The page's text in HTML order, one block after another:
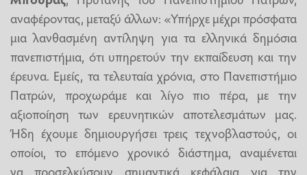
αναφέροντας, μεταξύ άλλων: «Υπήρχε μέχρι πρόσφατα
μια λανθασμένη αντίληψη για τα ελληνικά δημόσια
πανεπιστήμια, ότι υπηρετούν την εκπαίδευση και την
έρευνα. Εμείς, τα τελευταία χρόνια, στο Πανεπιστήμιο
Πατρών, προχωράμε και λίγο πιο πέρα, με την
αξιοποίηση των ερευνητικών αποτελεσμάτων μας.
Ήδη έχουμε δημιουργήσει τρεις τεχνοβλαστούς, οι
οποίοι, το επόμενο χρονικό διάστημα, αναμένεται
να προσελκύσουν σημαντικά κεφάλαια για την